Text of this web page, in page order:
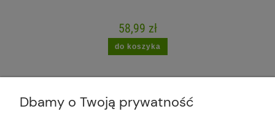
58,99 zł
do koszyka
Dbamy o Twoją prywatność